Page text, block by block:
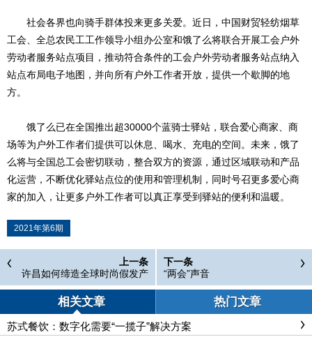
社会各界也向骑手群体投来更多关爱。近日，中国财贸轻纺烟草
工会、全总农民工工作领导小组办公室和饿了么将联合开展工会户外
劳动者服务站点项目，推动符合条件的工会户外劳动者服务站点纳入
站点布局电子地图，并向所有户外工作者开放，提供一个歇脚的地
方。
饿了么已在全国推出超30000个蓝骑士驿站，联合爱心商家、商
场等为户外工作者们提供可以休息、喝水、充电的空间。未来，饿了
么将与全国总工会密切联动，整合双方的资源，通过区域联动和产品
化运营，不断优化驿站点位的使用和管理机制，同时号召更多爱心商
家的加入，让更多户外工作者可以真正享受到驿站的便利和温暖。
2021年第6期
上一条
许昌如何缔造全球时尚假发产
业
下一条
“两会”声音
相关文章 热门文章
苏式餐饮：数字化需要“一揽子”解决方案